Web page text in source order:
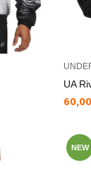
UA
NEW